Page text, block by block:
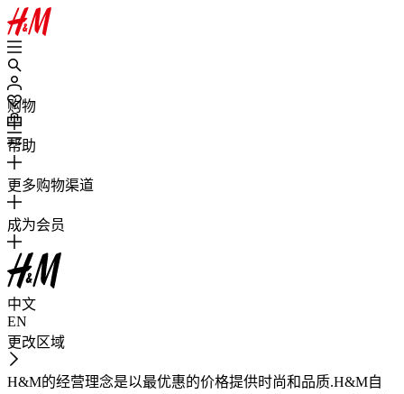
购物
帮助
更多购物渠道
成为会员
中文
EN
更改区域
H&M的经营理念是以最优惠的价格提供时尚和品质.H&M自